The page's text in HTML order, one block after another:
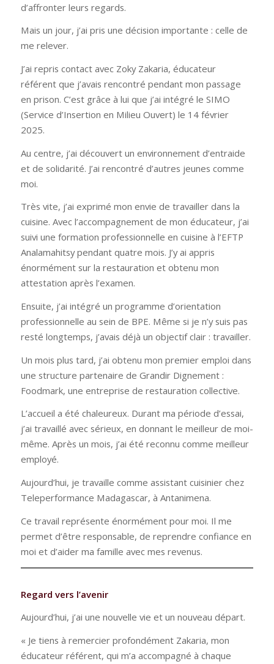
d’affronter leurs regards.
Mais un jour, j’ai pris une décision importante : celle de
me relever.
J’ai repris contact avec Zoky Zakaria, éducateur
référent que j’avais rencontré pendant mon passage
en prison. C’est grâce à lui que j’ai intégré le SIMO
(Service d’Insertion en Milieu Ouvert) le 14 février
2025.
Au centre, j’ai découvert un environnement d’entraide
et de solidarité. J’ai rencontré d’autres jeunes comme
moi.
Très vite, j’ai exprimé mon envie de travailler dans la
cuisine. Avec l’accompagnement de mon éducateur, j’ai
suivi une formation professionnelle en cuisine à l’EFTP
Analamahitsy pendant quatre mois. J’y ai appris
énormément sur la restauration et obtenu mon
attestation après l’examen.
Ensuite, j’ai intégré un programme d’orientation
professionnelle au sein de BPE. Même si je n’y suis pas
resté longtemps, j’avais déjà un objectif clair : travailler.
Un mois plus tard, j’ai obtenu mon premier emploi dans
une structure partenaire de Grandir Dignement :
Foodmark, une entreprise de restauration collective.
L’accueil a été chaleureux. Durant ma période d’essai,
j’ai travaillé avec sérieux, en donnant le meilleur de moi-
même. Après un mois, j’ai été reconnu comme meilleur
employé.
Aujourd’hui, je travaille comme assistant cuisinier chez
Teleperformance Madagascar, à Antanimena.
Ce travail représente énormément pour moi. Il me
permet d’être responsable, de reprendre confiance en
moi et d’aider ma famille avec mes revenus.
Regard vers l’avenir
Aujourd’hui, j’ai une nouvelle vie et un nouveau départ.
« Je tiens à remercier profondément Zakaria, mon
éducateur référent, qui m’a accompagné à chaque